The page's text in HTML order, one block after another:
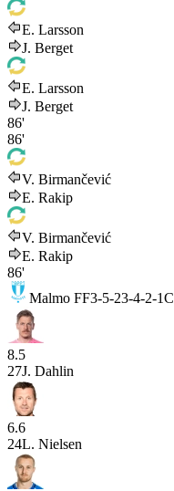
E. Larsson
J. Berget
E. Larsson
J. Berget
86'
86'
V. Birmančević
E. Rakip
V. Birmančević
E. Rakip
86'
Malmo FF3-5-23-4-2-1
8.5
27J. Dahlin
6.6
24L. Nielsen